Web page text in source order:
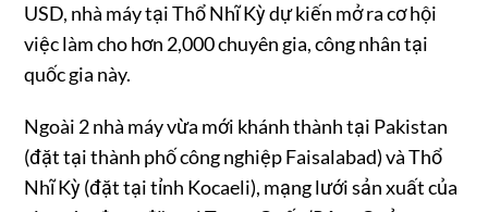
USD, nhà máy tại Thổ Nhĩ Kỳ dự kiến mở ra cơ hội
việc làm cho hơn 2,000 chuyên gia, công nhân tại
quốc gia này.
Ngoài 2 nhà máy vừa mới khánh thành tại Pakistan
(đặt tại thành phố công nghiệp Faisalabad) và Thổ
Nhĩ Kỳ (đặt tại tỉnh Kocaeli), mạng lưới sản xuất của